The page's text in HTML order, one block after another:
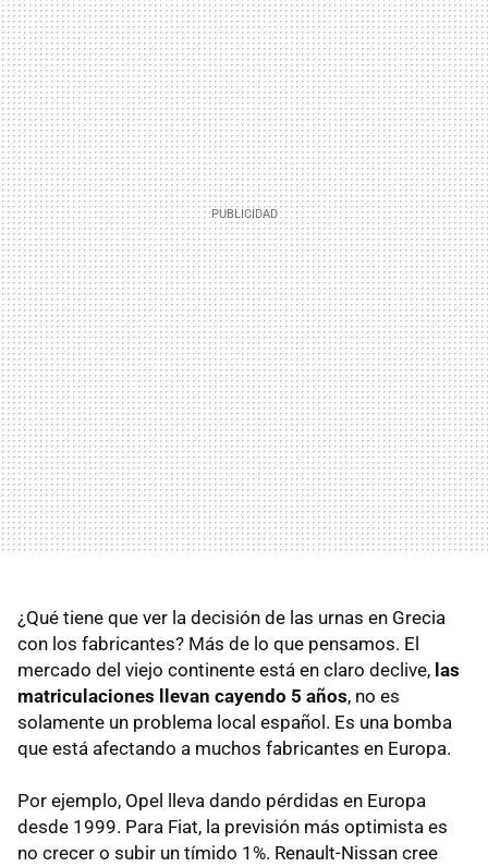
¿Qué tiene que ver la decisión de las urnas en Grecia
con los fabricantes? Más de lo que pensamos. El
mercado del viejo continente está en claro declive, las
matriculaciones llevan cayendo 5 años, no es
solamente un problema local español. Es una bomba
que está afectando a muchos fabricantes en Europa.
Por ejemplo, Opel lleva dando pérdidas en Europa
desde 1999. Para Fiat, la previsión más optimista es
no crecer o subir un tímido 1%. Renault-Nissan cree